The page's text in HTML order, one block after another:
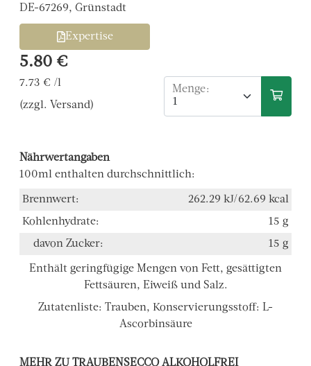
DE-67269, Grünstadt
Expertise
5.80 €
7.73 € /l
(zzgl. Versand)
Menge:
Nährwertangaben
100ml enthalten durchschnittlich:
Brennwert:
262.29 kJ/62.69 kcal
Kohlenhydrate:
15 g
davon Zucker:
15 g
Enthält geringfügige Mengen von Fett, gesättigten
Fettsäuren, Eiweiß und Salz.
Zutatenliste: Trauben, Konservierungsstoff: L-
Ascorbinsäure
MEHR ZU TRAUBENSECCO ALKOHOLFREI